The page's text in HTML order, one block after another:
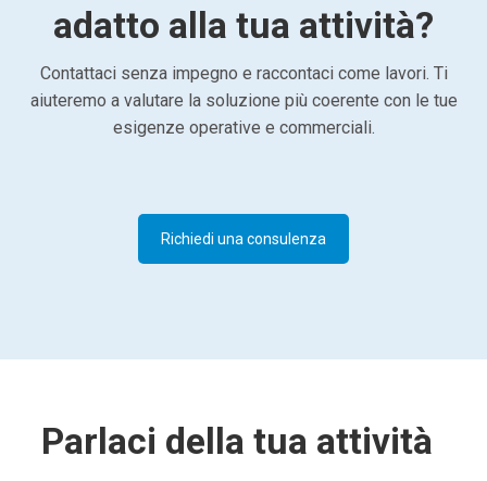
adatto alla tua attività?
Contattaci senza impegno e raccontaci come lavori. Ti
aiuteremo a valutare la soluzione più coerente con le tue
esigenze operative e commerciali.
Richiedi una consulenza
Parlaci della tua attività